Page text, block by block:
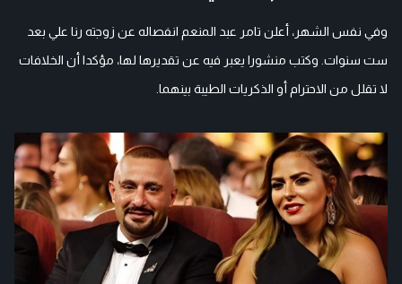
وفي نفس الشهر، أعلن تامر عبد المنعم انفصاله عن زوجته رنا علي بعد
ست سنوات. وكتب منشورا يعبر فيه عن تقديرها لها، مؤكدا أن الخلافات
لا تقلل من الاحترام أو الذكريات الطيبة بينهما.